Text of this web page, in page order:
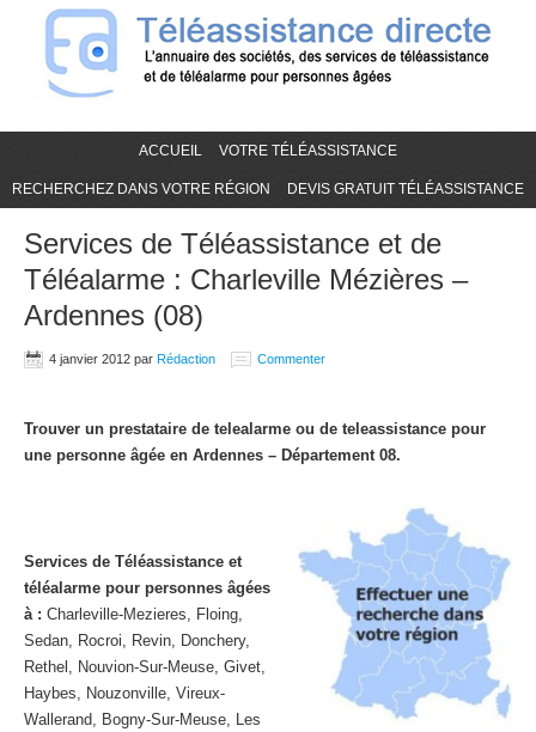
ACCUEIL VOTRE TÉLÉASSISTANCE
RECHERCHEZ DANS VOTRE RÉGION DEVIS GRATUIT TÉLÉASSISTANCE
Services de Téléassistance et de
Téléalarme : Charleville Mézières –
Ardennes (08)
4 janvier 2012 par Rédaction Commenter
Trouver un prestataire de telealarme ou de teleassistance pour
une personne âgée en Ardennes – Département 08.
Services de Téléassistance et
téléalarme pour personnes âgées
à : Charleville-Mezieres, Floing,
Sedan, Rocroi, Revin, Donchery,
Rethel, Nouvion-Sur-Meuse, Givet,
Haybes, Nouzonville, Vireux-
Wallerand, Bogny-Sur-Meuse, Les